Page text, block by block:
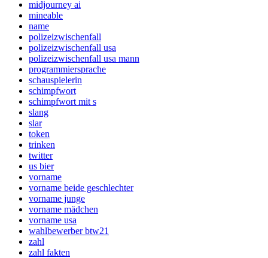
midjourney ai
mineable
name
polizeizwischenfall
polizeizwischenfall usa
polizeizwischenfall usa mann
programmiersprache
schauspielerin
schimpfwort
schimpfwort mit s
slang
slar
token
trinken
twitter
us bier
vorname
vorname beide geschlechter
vorname junge
vorname mädchen
vorname usa
wahlbewerber btw21
zahl
zahl fakten